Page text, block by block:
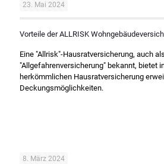
23. Mai 2024
Vorteile der ALLRISK
Eine "Allrisk"-Hausratversicherung, auch als
"Allgefahrenversicherung" bekannt, bietet
herkömmlichen Hausratversicherung
Deckungsmöglichkeiten.
8. März 2024